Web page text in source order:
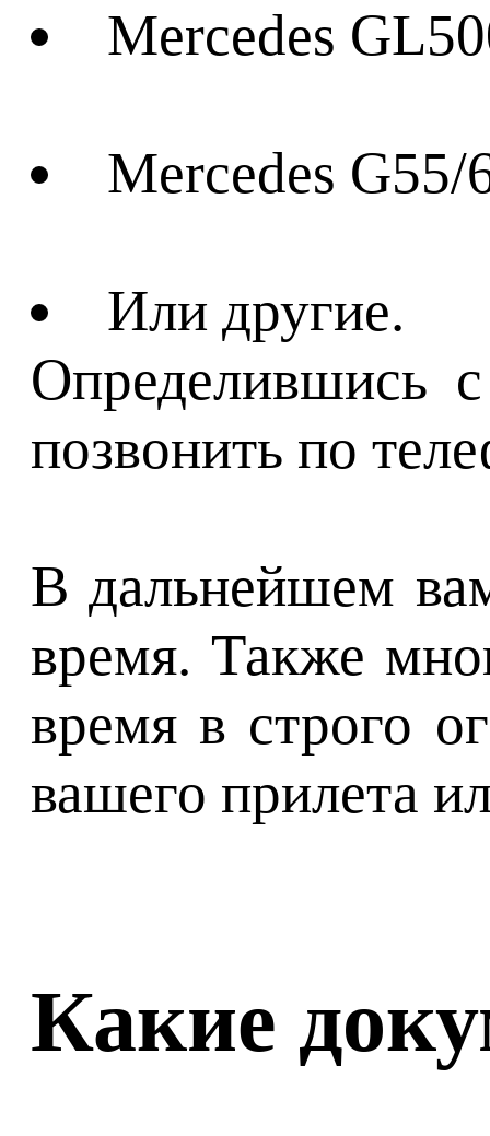
Mercedes
Mercedes
Или другие.
Определившись
позвонить по
В дальнейшем
время. Также
время в строго
вашего прилета
Какие